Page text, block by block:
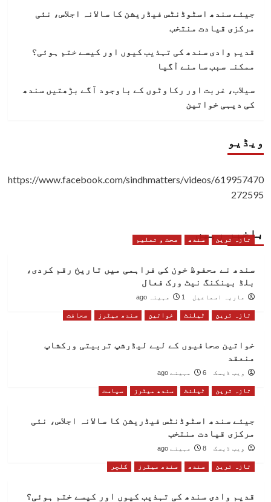
جیئے سندھ اسٹوڈنٹس فیڈریشن کا سالانہ اجلاس، نئی
مرکزی قیادت منتخب
قدیم وادی سندھ کی تہذیب کیوں اور کیسے ختم ہوئی؟
ممکنہ سبب سامنے آگیا
سیلاب، غربت اور رکاوٹوں کے باوجود آگے بڑھتیں سندھ
کی دیہی خواتین
ویڈیو
https://www.facebook.com/sindhmatters/videos/619957470
272595
باخبر رہیں
تازہ ترین سندھ صحت و تعلیم
سندھ نے محفوظ خون کی فراہمی میں تاریخ رقم کردی،
بلڈ بینکنگ نیٹ ورک فعال
ماریہ اسماعیل 1 مہینہ ago
تازہ ترین ٹیلنٹ خواتین سندھ میٹرز صحافت
خواتین صحافیوں کے لیے لیڈرشپ تربیتی ورکشاپ
منعقد
ویب ڈیسک 6 مہینے ago
تازہ ترین ٹیلنٹ سندھ میٹرز سیاست
جیئے سندھ اسٹوڈنٹس فیڈریشن کا سالانہ اجلاس، نئی
مرکزی قیادت منتخب
ویب ڈیسک 8 مہینے ago
تازہ ترین سندھ سندھ میٹرز کلچر
قدیم وادی سندھ کی تہذیب کیوں اور کیسے ختم ہوئی؟